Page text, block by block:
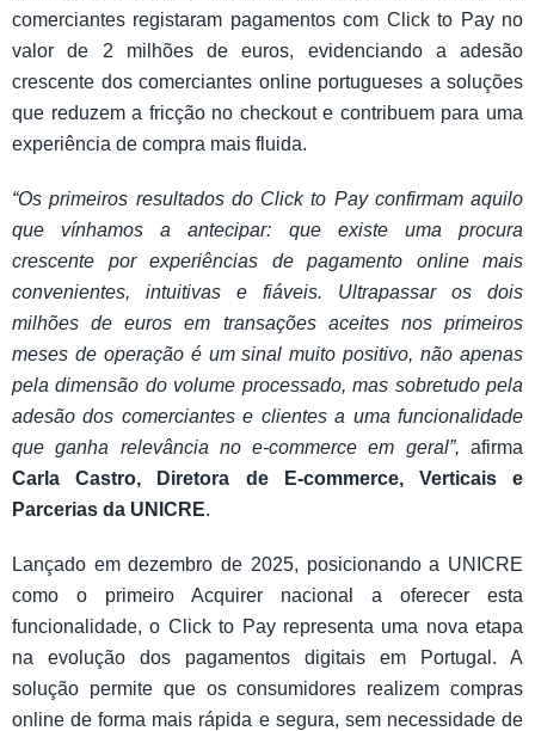
comerciantes registaram pagamentos com Click to Pay no
valor de 2 milhões de euros, evidenciando a adesão
crescente dos comerciantes online portugueses a soluções
que reduzem a fricção no checkout e contribuem para uma
experiência de compra mais fluida.
“Os primeiros resultados do Click to Pay confirmam aquilo
que vínhamos a antecipar: que existe uma procura
crescente por experiências de pagamento online mais
convenientes, intuitivas e fiáveis. Ultrapassar os dois
milhões de euros em transações aceites nos primeiros
meses de operação é um sinal muito positivo, não apenas
pela dimensão do volume processado, mas sobretudo pela
adesão dos comerciantes e clientes a uma funcionalidade
que ganha relevância no e-commerce em geral”, afirma
Carla Castro, Diretora de E-commerce, Verticais e
Parcerias da UNICRE.
Lançado em dezembro de 2025, posicionando a UNICRE
como o primeiro Acquirer nacional a oferecer esta
funcionalidade, o Click to Pay representa uma nova etapa
na evolução dos pagamentos digitais em Portugal. A
solução permite que os consumidores realizem compras
online de forma mais rápida e segura, sem necessidade de